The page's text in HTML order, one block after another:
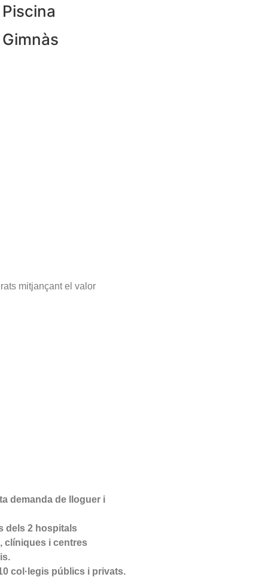
Piscina
Gimnàs
mitjançant el valor
demanda de lloguer i
dels 2 hospitals
clíniques i centres
col·legis públics i privats.